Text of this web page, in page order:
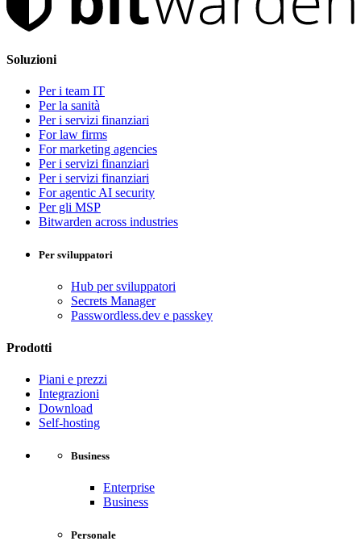
Soluzioni
Per i team IT
Per la sanità
Per i servizi finanziari
For law firms
For marketing agencies
Per i servizi finanziari
Per i servizi finanziari
For agentic AI security
Per gli MSP
Bitwarden across industries
Per sviluppatori
Hub per sviluppatori
Secrets Manager
Passwordless.dev e passkey
Prodotti
Piani e prezzi
Integrazioni
Download
Self-hosting
Business
Enterprise
Business
Personale